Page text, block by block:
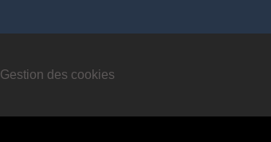
Gestion des cookies